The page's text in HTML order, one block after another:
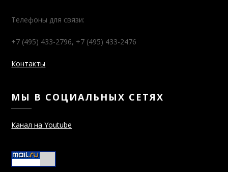
Телефоны для связи:
+7 (495) 433-2796, +7 (495) 433-2476
Контакты
МЫ В СОЦИАЛЬНЫХ СЕТЯХ
Канал на Youtube